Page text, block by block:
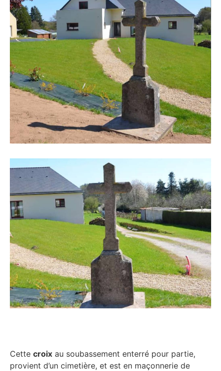
Cette croix au soubassement enterré pour partie,
provient d’un cimetière, et est en maçonnerie de